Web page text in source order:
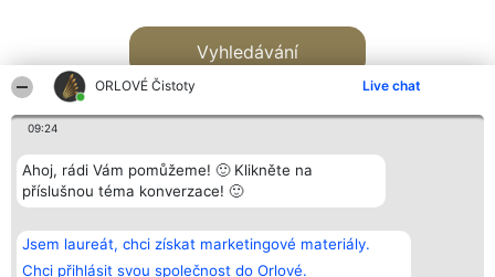
ORLOVÉ Čistoty Live chat
09:24
Ahoj, rádi Vám pomůžeme! 🙂 Klikněte na
příslušnou téma konverzace! 🙂
Jsem laureát, chci získat marketingové materiály.
Chci přihlásit svou společnost do Orlové.
Vyhledávání
Bright Side Solutions sp. z o.
o. sp. k.
ul. Ruska 22
Vítězové
Seznam všech
laureátů
Kontakt